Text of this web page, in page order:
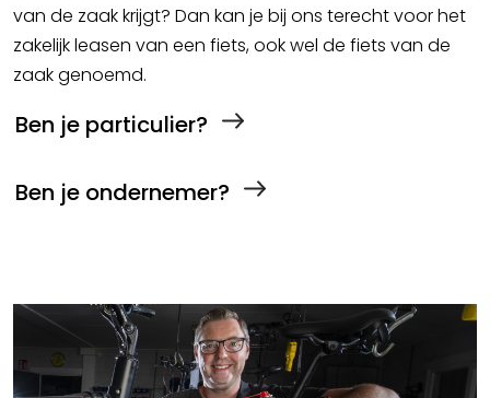
van de zaak krijgt? Dan kan je bij ons terecht voor het
zakelijk leasen van een fiets, ook wel de fiets van de
zaak genoemd.
Ben je particulier?
Ben je ondernemer?